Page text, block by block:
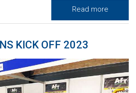
Read more
KICK OFF 2023